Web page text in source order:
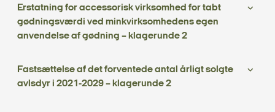
Erstatning for accessorisk virksomhed for tabt
gødningsværdi ved minkvirksomhedens egen
anvendelse af gødning – klagerunde 2
Fastsættelse af det forventede antal årligt solgte
avlsdyr i 2021-2029 – klagerunde 2